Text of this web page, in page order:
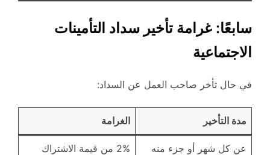
سابعًا: غرامة تأخير سداد التأمينات
الاجتماعية
في حال تأخر صاحب العمل عن السداد:
مدة التأخير الغرامة
عن كل شهر أو جزء منه 2% من قيمة الاشتراك